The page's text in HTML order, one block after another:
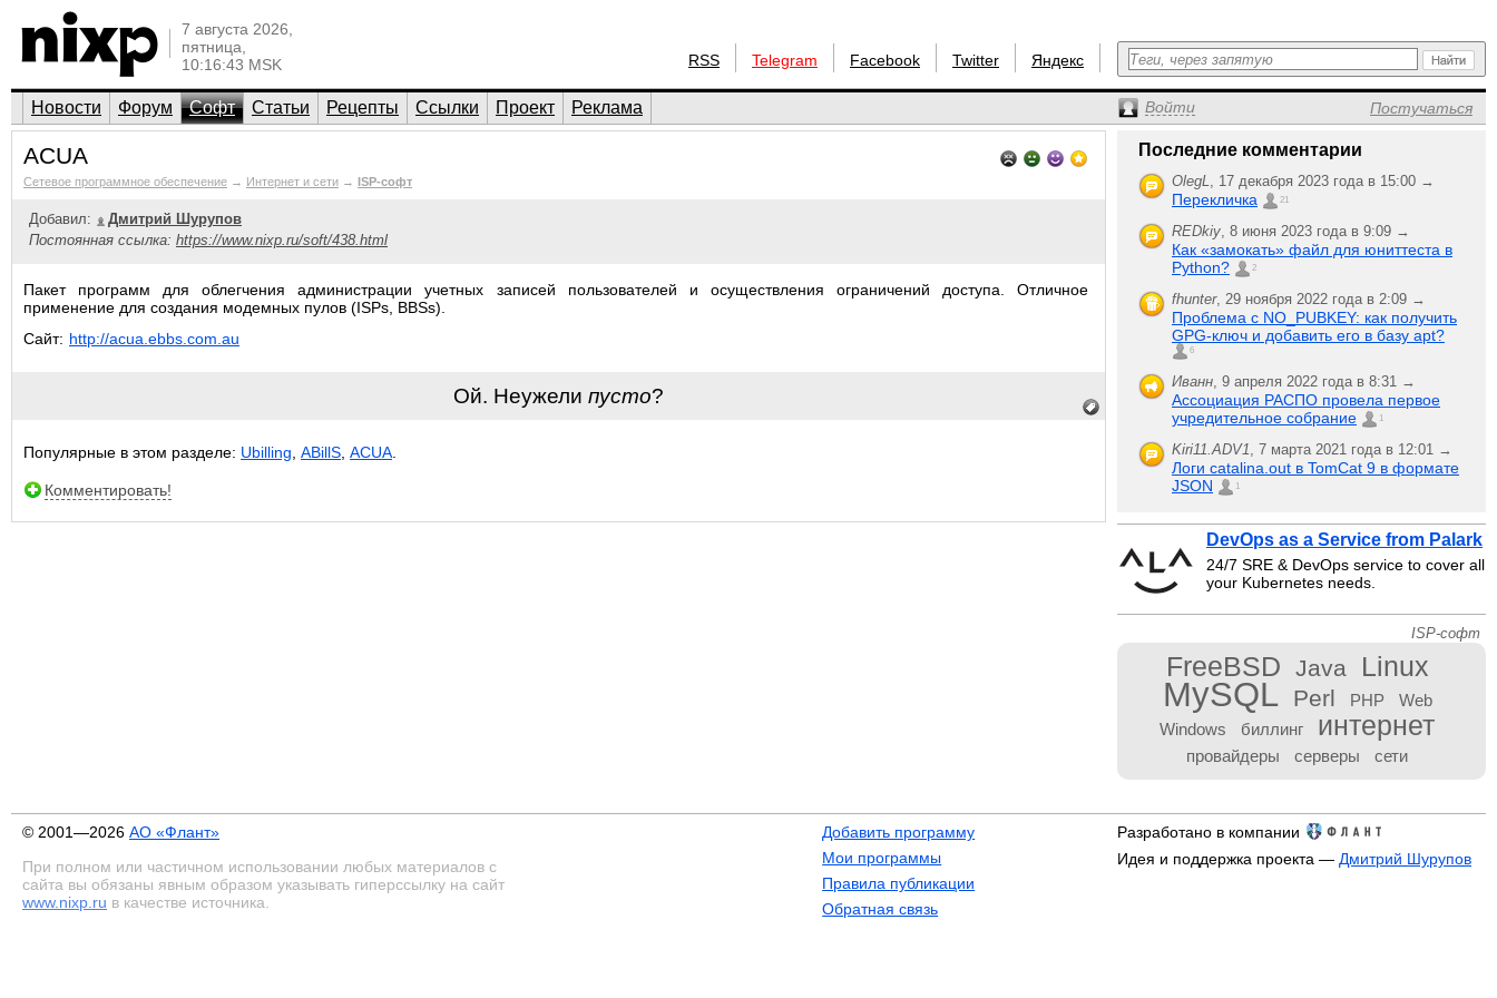
7 августа 2026,
пятница,
10:16:43 MSK
RSS Telegram Facebook Twitter Яндекс
Новости Форум Софт Статьи Рецепты Ссылки Проект Реклама Войти Постучаться
ACUA
Сетевое программное обеспечение → Интернет и сети → ISP-софт
Добавил:
Дмитрий Шурупов
Постоянная ссылка: https://www.nixp.ru/soft/438.html
Пакет программ для облегчения администрации учетных записей пользователей и осуществления ограничений доступа. Отличное
применение для создания модемных пулов (ISPs, BBSs).
Сайт: http://acua.ebbs.com.au
Ой. Неужели пусто?
Популярные в этом разделе: Ubilling ABillS ACUA
Комментировать!
Последние комментарии
OlegL, 17 декабря 2023 года в 15:00 →
Перекличка 21
REDkiy, 8 июня 2023 года в 9:09 →
Как «замокать» файл для юниттеста в
Python?
2
fhunter, 29 ноября 2022 года в 2:09 →
Проблема с NO_PUBKEY: как получить
GPG-ключ и добавить его в базу apt?
6
Иванн, 9 апреля 2022 года в 8:31 →
Ассоциация РАСПО провела первое
учредительное собрание
1
Kiri11.ADV1, 7 марта 2021 года в 12:01 →
Логи catalina.out в TomCat 9 в формате
JSON
1
DevOps as a Service from Palark
24/7 SRE & DevOps service to cover all
your Kubernetes needs.
ISP-софт
FreeBSD Java Linux
MySQL Perl PHP
Web
Windows
биллинг интернет
провайдеры серверы сети
© 2001—2026 АО «Флант»
При полном или частичном использовании любых материалов с
сайта вы обязаны явным образом указывать гиперссылку на сайт
www.nixp.ru в качестве источника.
Добавить программу
Мои программы
Правила публикации
Обратная связь
Разработано в компании
Идея и поддержка проекта — Дмитрий Шурупов